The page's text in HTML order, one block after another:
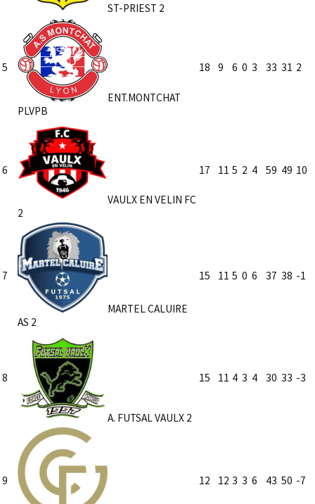
ST-PRIEST 2
5
ENT.MONTCHAT
PLVPB
18 9 6 0 3 33 31 2
6
VAULX EN VELIN FC
2
17 11 5 2 4 59 49 10
7
MARTEL CALUIRE
AS 2
15 11 5 0 6 37 38 -1
8
A. FUTSAL VAULX 2
15 11 4 3 4 30 33 -3
9 12 12 3 3 6 43 50 -7